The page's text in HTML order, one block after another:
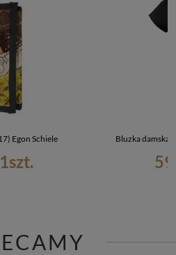
Egon Schiele
szt.
Bluzka damska